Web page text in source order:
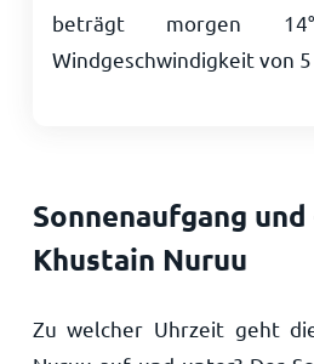
beträgt morgen 14°
Windgeschwindigkeit von 5
Sonnenaufgang
Khustain Nuruu
Zu welcher Uhrzeit geht